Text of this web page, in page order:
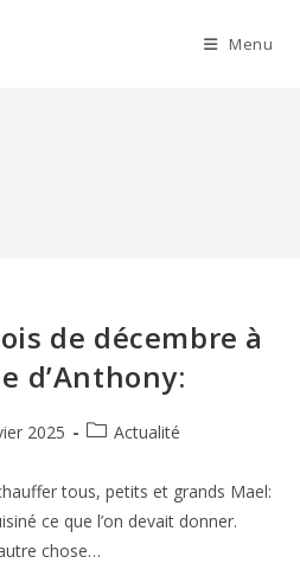
Menu
de décembre à
d’Anthony:
2025
PostActualité
tous, petits et grands Mael:
ce que l’on devait donner.
chose…